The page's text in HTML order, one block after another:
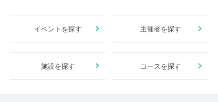
イベントを探す 主催者を探す
施設を探す コースを探す